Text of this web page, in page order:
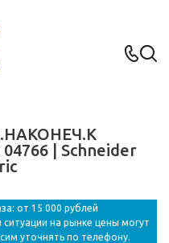
| Schneider
от 15 000 рублей
на рынке цены могут
уточнять по телефону.